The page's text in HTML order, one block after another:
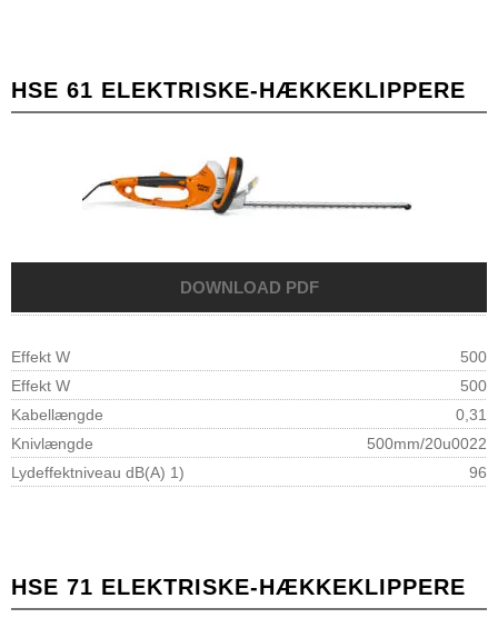
HSE 61 ELEKTRISKE-HÆKKEKLIPPERE
Effekt W
500
Effekt W
500
Kabellængde
0,31
Knivlængde
500mm/20u0022
Lydeffektniveau dB(A) 1)
96
HSE 71 ELEKTRISKE-HÆKKEKLIPPERE